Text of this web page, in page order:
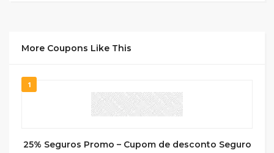
More Coupons Like This
1
25% Seguros Promo – Cupom de desconto Seguro